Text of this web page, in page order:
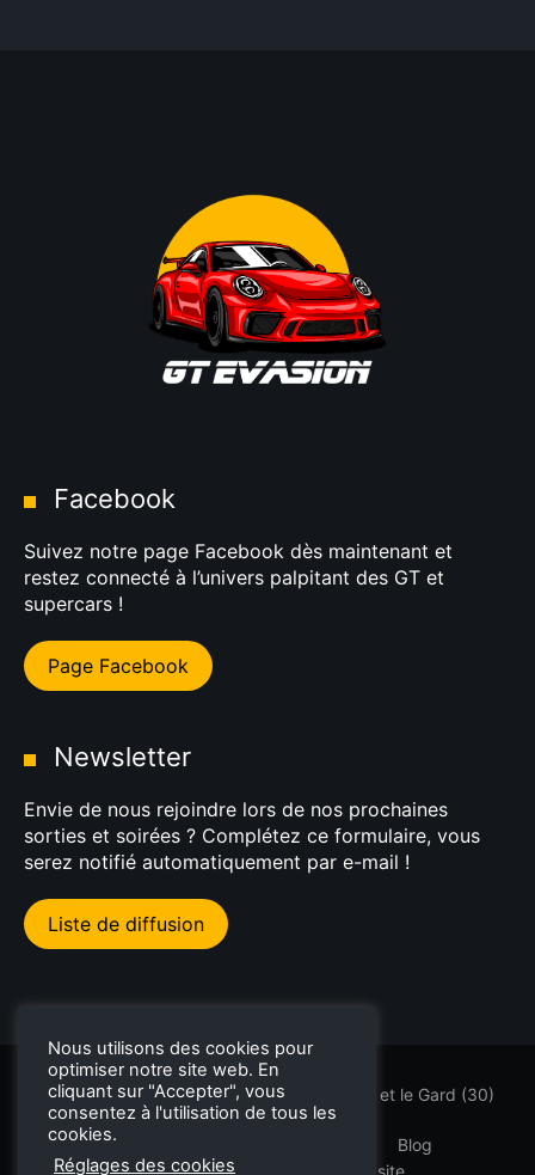
Facebook
Suivez notre page Facebook dès maintenant et
restez connecté à l’univers palpitant des GT et
supercars !
Page Facebook
Newsletter
Envie de nous rejoindre lors de nos prochaines
sorties et soirées ? Complétez ce formulaire, vous
serez notifié automatiquement par e-mail !
Liste de diffusion
Sorties GT et supercars dans l'Hérault (34) et le Gard (30)
PremDrive
Blog
Mentions légales
Plan du site
Nous utilisons des cookies pour
optimiser notre site web. En
cliquant sur "Accepter", vous
consentez à l'utilisation de tous les
cookies.
Réglages des cookies